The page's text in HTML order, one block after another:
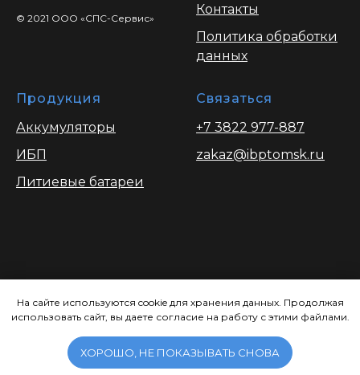
На сайте используются cookie для хранения данных. Продолжая
использовать сайт, вы даете согласие на работу с этими файлами.
ХОРОШО, НЕ ПОКАЗЫВАТЬ СНОВА
© 2021 ООО «СПС-Сервис»
Контакты
Политика обработки
данных
Продукция
Аккумуляторы
ИБП
Литиевые батареи
Связаться
+7 3822 977-887
zakaz@ibptomsk.ru
сайте носит ознакомительный характер
и ни при каких условиях не является
публичной офертой, определяемой
положениями Статьи 437.